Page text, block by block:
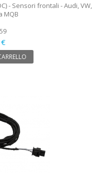
- Sensori frontali - Audi, VW,
MQB